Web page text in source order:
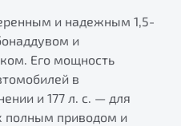
дорогах с программой
и надежным 1,5-
и
Его мощность
в
и 177 л. с. — для
полным приводом и